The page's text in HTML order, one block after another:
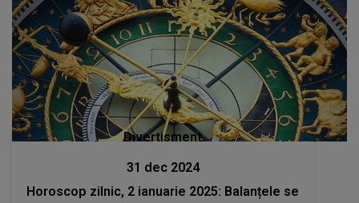
Divertisment
31 dec 2024
Horoscop zilnic, 2 ianuarie 2025: Balanțele se